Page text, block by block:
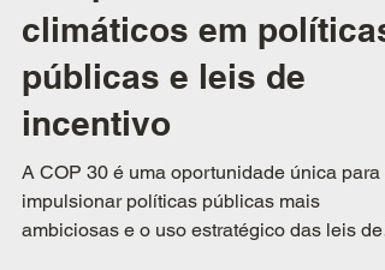
28 de out. de 2025
pode transformar
compromissos